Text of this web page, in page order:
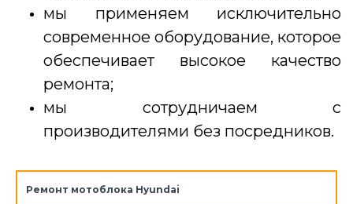
мы применяем исключительно
современное оборудование, которое
обеспечивает высокое качество
ремонта;
мы сотрудничаем с
производителями без посредников.
Ремонт мотоблока Hyundai